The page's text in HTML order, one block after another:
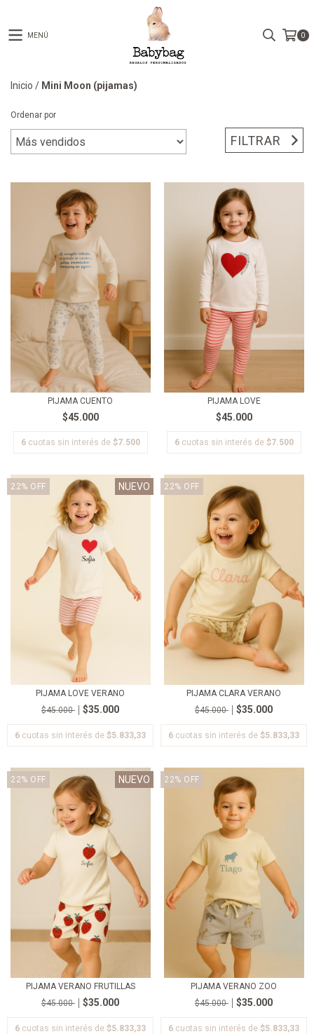
MENÚ 0
Inicio / Mini Moon (pijamas)
Ordenar por
FILTRAR
PIJAMA CUENTO
$45.000
6 cuotas sin interés de $7.500
PIJAMA LOVE
$45.000
6 cuotas sin interés de $7.500
22% OFF NUEVO
PIJAMA LOVE VERANO
$45.000
$35.000
6 cuotas sin interés de $5.833,33
22% OFF
PIJAMA CLARA VERANO
$45.000
$35.000
6 cuotas sin interés de $5.833,33
22% OFF NUEVO
PIJAMA VERANO FRUTILLAS
$45.000
$35.000
6 cuotas sin interés de $5.833,33
22% OFF
PIJAMA VERANO ZOO
$45.000
$35.000
6 cuotas sin interés de $5.833,33